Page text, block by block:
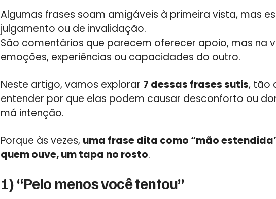
Algumas frases soam amigáveis à primeira vista, mas
julgamento ou de invalidação.
São comentários que parecem oferecer apoio, mas na
emoções, experiências ou capacidades do outro.
Neste artigo, vamos explorar 7 dessas frases sutis, tão
entender por que elas podem causar desconforto ou
má intenção.
Porque às vezes, uma frase dita como “mão
quem ouve, um tapa no rosto.
1) “Pelo menos você tentou”